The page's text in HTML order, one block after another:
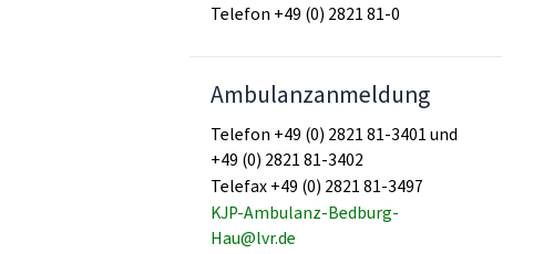
Telefon +49 (0) 2821 81-0
Ambulanzanmeldung
Telefon +49 (0) 2821 81-3401 und
+49 (0) 2821 81-3402
Telefax +49 (0) 2821 81-3497
KJP-Ambulanz-Bedburg-
Hau@lvr.de